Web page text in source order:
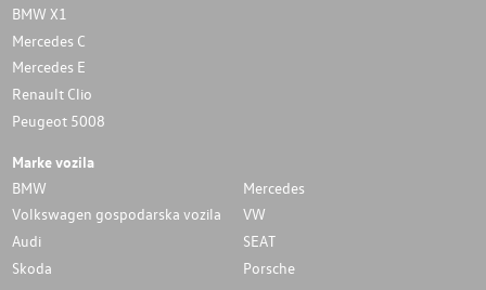
BMW X1
Mercedes C
Mercedes E
Renault Clio
Peugeot 5008
Marke vozila
BMW
Mercedes
Volkswagen gospodarska vozila
VW
Audi
SEAT
Skoda
Porsche